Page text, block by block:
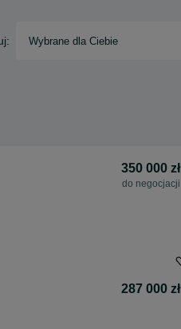
Wybrane dla Ciebie
350 000 zł
do negocjacji
287 000 zł